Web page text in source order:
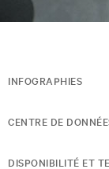
INFOGRAPHIES
CENTRE DE
DISPONIBILITÉ ET